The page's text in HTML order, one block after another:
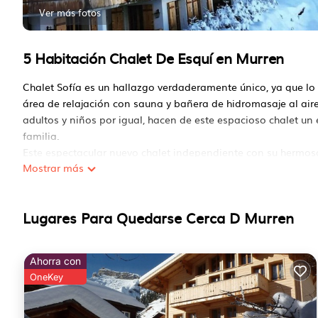
Ver más fotos
5 Habitación Chalet De Esquí en Murren
Chalet Sofía es un hallazgo verdaderamente único, ya que
área de relajación con sauna y bañera de hidromasaje al
adultos y niños por igual, hacen de este espacioso chalet
familia.
Este espectacular nuevo chalet independiente con su
dentro de la cocina y los baños exhibe un diseño y una
Desde los grandes balcones del Chalet, formará parte del
capacidad para 12 personas alrededor de una gran mesa
chimenea de piedra abierta en su corazón. Techos de
espectacular Jungfrau masivo y al legendario muro norte del
Diseño del chalet:
Mostrar más
Lugares Para Quedarse Cerca D Murren
Ahorra con
OneKey